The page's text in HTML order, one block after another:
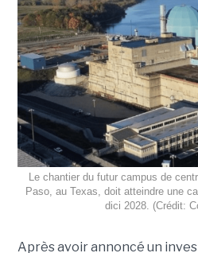
Le chantier du futur campus de
Paso, au Texas, doit atteindre une
dici 2028. (Crédit:
Après avoir annoncé un